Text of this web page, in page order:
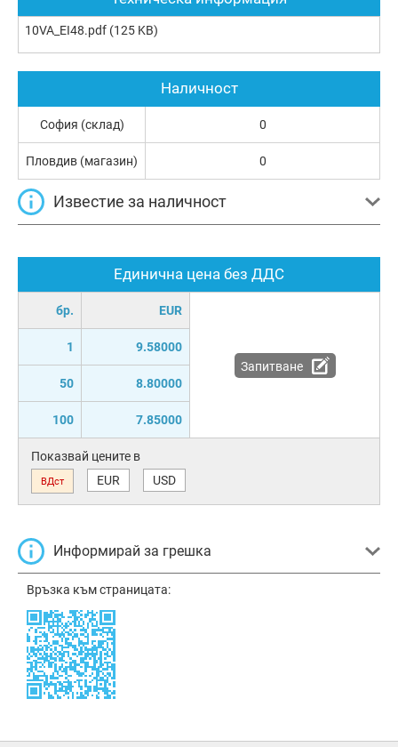
10VA_EI48.pdf (125 KB)
Единична цена без ДДС
бр. EUR
1 9.58000
50 8.80000
100 7.85000
Запитване
Показвай цените в
ВДст EUR USD
Информирай за грешка
Връзка към страницата:
Наличност
София (склад) 0
Пловдив (магазин) 0
Известие за наличност